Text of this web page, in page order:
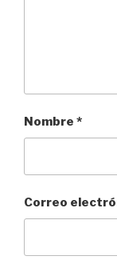
Nombre *
Correo